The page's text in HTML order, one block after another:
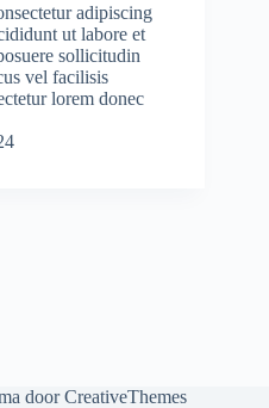
adipiscing
ut labore et
sollicitudin
vel facilisis
lorem donec
doorCreativeThemes